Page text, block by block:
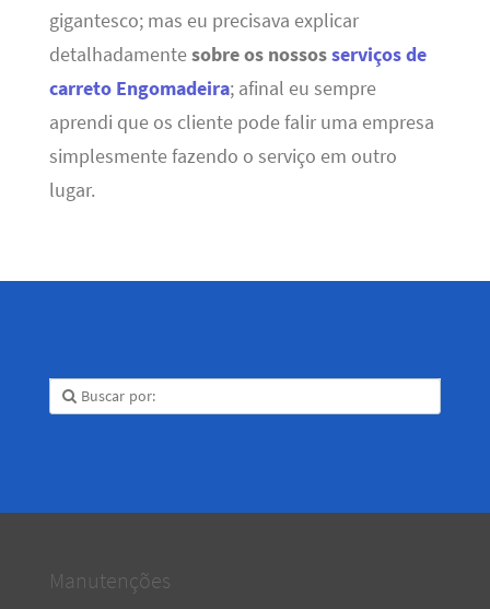
gigantesco; mas eu precisava explicar
detalhadamentesobre os nossosserviços de
carreto Engomadeira; afinal eu sempre
aprendi que os cliente pode falir uma empresa
simplesmente fazendo o serviço em outro
lugar.
Manutenções